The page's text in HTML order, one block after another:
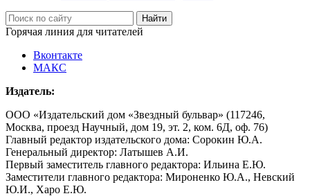
Горячая линия для читателей
Вконтакте
МАКС
Издатель:
ООО «Издательский дом «Звездный бульвар» (117246,
Москва, проезд Научный, дом 19, эт. 2, ком. 6Д, оф. 76)
Главный редактор издательского дома: Сорокин Ю.А.
Генеральный директор: Латышев А.И.
Первый заместитель главного редактора: Ильина Е.Ю.
Заместители главного редактора: Мироненко Ю.А., Невский
Ю.И., Харо Е.Ю.